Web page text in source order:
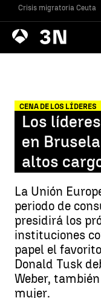
Crisis migratoria Ceuta
Antena
3 Noticias
CENA DE LOS LÍDERES
Los
en
altos
La Unión
periodo de
presidirá los
instituciones
papel el
Donald Tusk
Weber,
mujer.